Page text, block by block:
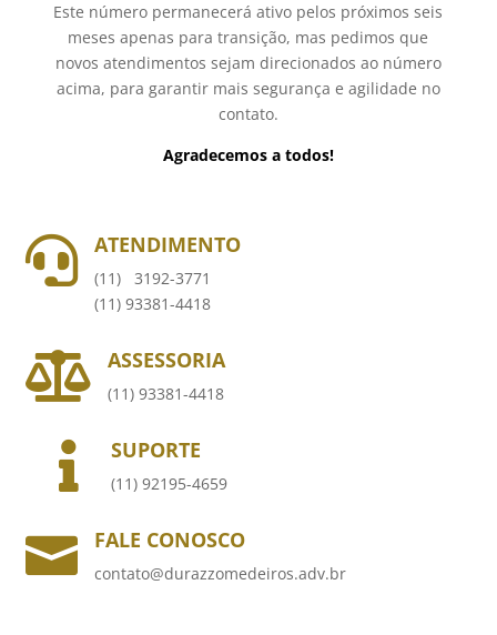
Este número permanecerá ativo pelos próximos seis
meses apenas para transição, mas pedimos que
novos atendimentos sejam direcionados ao número
acima, para garantir mais segurança e agilidade no
contato.
Agradecemos a todos!
 ATENDIMENTO
(11) 3192-3771
(11) 93381-4418
 ASSESSORIA
(11) 93381-4418
 SUPORTE
(11) 92195-4659
 FALE CONOSCO
contato@durazzomedeiros.adv.br